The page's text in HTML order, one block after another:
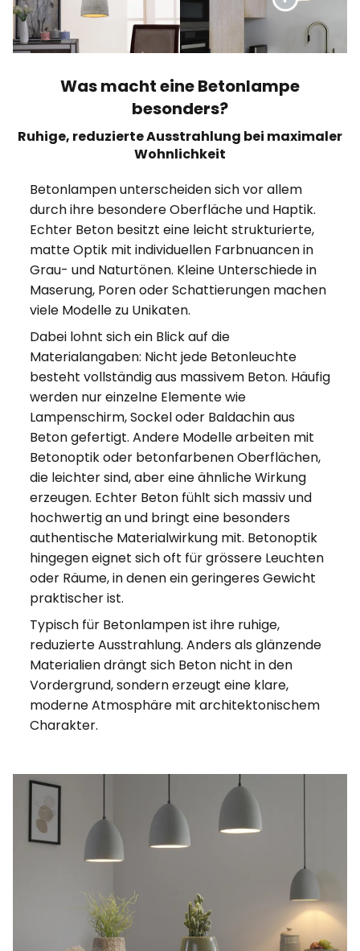
Was macht eine Betonlampe
besonders?
Ruhige, reduzierte Ausstrahlung bei maximaler
Wohnlichkeit
Betonlampen unterscheiden sich vor allem
durch ihre besondere Oberfläche und Haptik.
Echter Beton besitzt eine leicht strukturierte,
matte Optik mit individuellen Farbnuancen in
Grau- und Naturtönen. Kleine Unterschiede in
Maserung, Poren oder Schattierungen machen
viele Modelle zu Unikaten.
Dabei lohnt sich ein Blick auf die
Materialangaben: Nicht jede Betonleuchte
besteht vollständig aus massivem Beton. Häufig
werden nur einzelne Elemente wie
Lampenschirm, Sockel oder Baldachin aus
Beton gefertigt. Andere Modelle arbeiten mit
Betonoptik oder betonfarbenen Oberflächen,
die leichter sind, aber eine ähnliche Wirkung
erzeugen. Echter Beton fühlt sich massiv und
hochwertig an und bringt eine besonders
authentische Materialwirkung mit. Betonoptik
hingegen eignet sich oft für grössere Leuchten
oder Räume, in denen ein geringeres Gewicht
praktischer ist.
Typisch für Betonlampen ist ihre ruhige,
reduzierte Ausstrahlung. Anders als glänzende
Materialien drängt sich Beton nicht in den
Vordergrund, sondern erzeugt eine klare,
moderne Atmosphäre mit architektonischem
Charakter.